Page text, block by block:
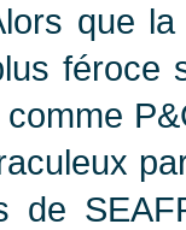
que
féroce
de